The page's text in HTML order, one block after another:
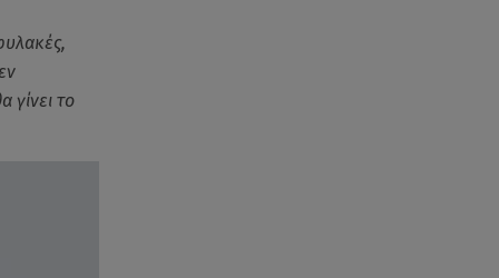
γίνει το